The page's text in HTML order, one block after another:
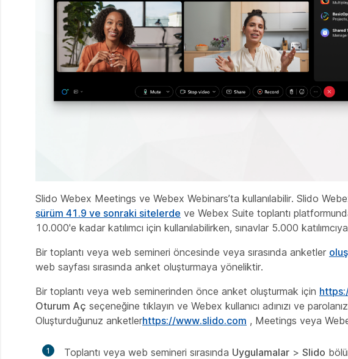
Slido Webex Meetings ve Webex Webinars’ta kullanılabilir. Slido
sürüm 41.9 ve sonraki sitelerde ve Webex Suite toplantı
10.000'e kadar katılımcı için kullanılabilirken, sınavlar 5.000
Bir toplantı veya web semineri öncesinde veya sırasında anketler
web sayfası sırasında anket oluşturmaya yöneliktir.
Bir toplantı veya web seminerinden önce anket oluşturmak için
Oturum Aç seçeneğine tıklayın ve Webex kullanıcı adınızı ve
Oluşturduğunuz anketlerhttps://www.slido.com , Meetings veya
1 Toplantı veya web semineri sırasında Uygulamalar > Slido